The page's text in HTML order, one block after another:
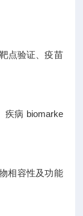
点验证、疫苗
疾病 biomarke
相容性及功能